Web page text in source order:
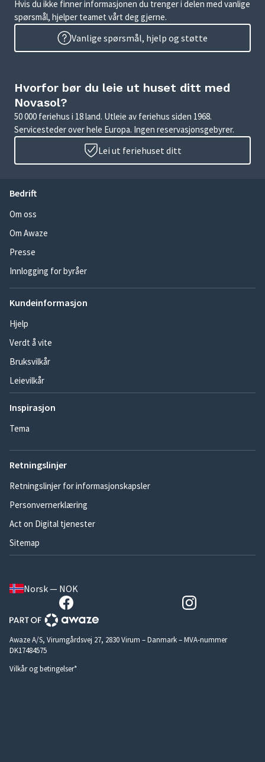
Hvis du ikke finner informasjonen du trenger i delen med vanlige
spørsmål, hjelper teamet vårt deg gjerne.
Vanlige spørsmål, hjelp og støtte
Hvorfor bør du leie ut huset ditt med
Novasol?
50 000 feriehus i 18 land. Utleie av feriehus siden 1968.
Servicesteder over hele Europa. Ingen reservasjonsgebyrer.
Lei ut feriehuset ditt
Bedrift
Om oss
Om Awaze
Presse
Innlogging for byråer
Kundeinformasjon
Hjelp
Verdt å vite
Bruksvilkår
Leievilkår
Inspirasjon
Tema
Retningslinjer
Retningslinjer for informasjonskapsler
Personvernerklæring
Act on Digital tjenester
Sitemap
Norsk — NOK
Awaze A/S, Virumgårdsvej 27, 2830 Virum – Danmark – MVA-nummer
DK17484575
Vilkår og betingelser*